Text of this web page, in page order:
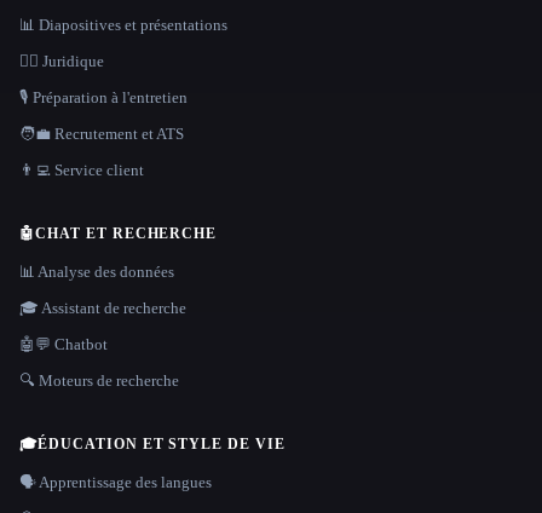
📊 Diapositives et présentations
👩‍⚖️ Juridique
🎙️ Préparation à l'entretien
🧑‍💼 Recrutement et ATS
👨‍💻 Service client
🤖CHAT ET RECHERCHE
📊 Analyse des données
🎓 Assistant de recherche
🤖💬 Chatbot
🔍 Moteurs de recherche
🎓ÉDUCATION ET STYLE DE VIE
🗣️ Apprentissage des langues